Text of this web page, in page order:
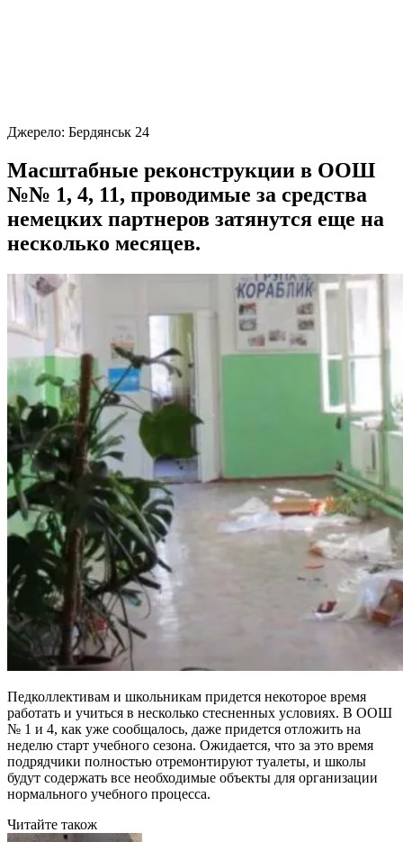
Джерело: Бердянськ 24
Масштабные реконструкции в ООШ
№№ 1, 4, 11, проводимые за средства
немецких партнеров затянутся еще на
несколько месяцев.
Педколлективам и школьникам придется некоторое время
работать и учиться в несколько стесненных условиях. В ООШ
№ 1 и 4, как уже сообщалось, даже придется отложить на
неделю старт учебного сезона. Ожидается, что за это время
подрядчики полностью отремонтируют туалеты, и школы
будут содержать все необходимые объекты для организации
нормального учебного процесса.
Читайте також